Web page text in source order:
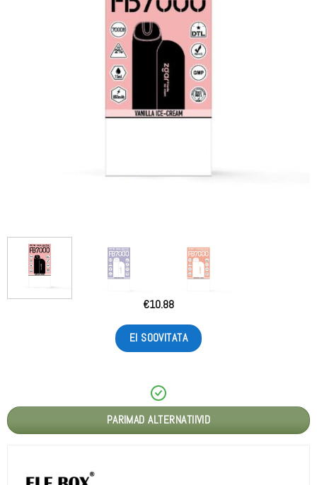
€10.88
EI SOOVITATA
PARIMAD ALTERNATIIVID